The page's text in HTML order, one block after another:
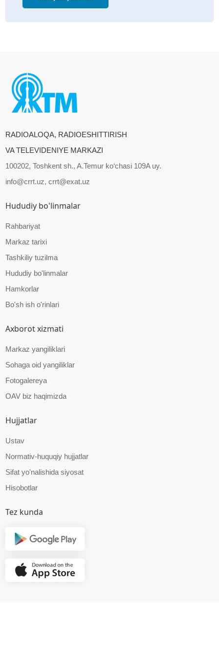
RADIOALOQA, RADIOESHITTIRISH
VA TELEVIDENIYE MARKAZI
100202, Toshkent sh., A.Temur ko‘chasi 109A uy.
info@crrt.uz, crrt@exat.uz
Hududiy bo'linmalar
Rahbariyat
Markaz tarixi
Tashkiliy tuzilma
Hududiy bo'linmalar
Hamkorlar
Bo'sh ish o'rinlari
Axborot xizmati
Markaz yangiliklari
Sohaga oid yangiliklar
Fotogalereya
OAV biz haqimizda
Hujjatlar
Ustav
Normativ-huquqiy hujjatlar
Sifat yo'nalishida siyosat
Hisobotlar
Tez kunda